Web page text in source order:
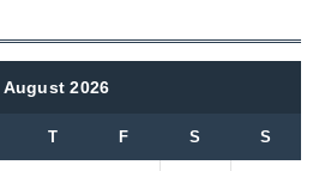
August 2026
T F S S